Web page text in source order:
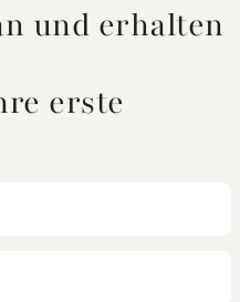
und erhalten
erste